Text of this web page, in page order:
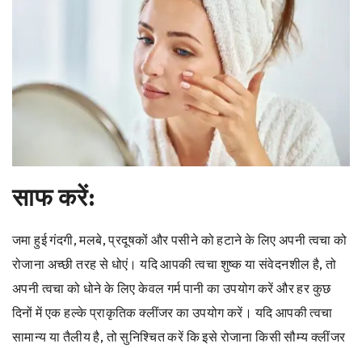
साफ करें:
जमा हुई गंदगी, मलबे, प्रदूषकों और पसीने को हटाने के लिए अपनी त्वचा को
रोजाना अच्छी तरह से धोएं। यदि आपकी त्वचा शुष्क या संवेदनशील है, तो
अपनी त्वचा को धोने के लिए केवल गर्म पानी का उपयोग करें और हर कुछ
दिनों में एक हल्के प्राकृतिक क्लींजर का उपयोग करें। यदि आपकी त्वचा
सामान्य या तैलीय है, तो सुनिश्चित करें कि इसे रोजाना किसी सौम्य क्लींजर